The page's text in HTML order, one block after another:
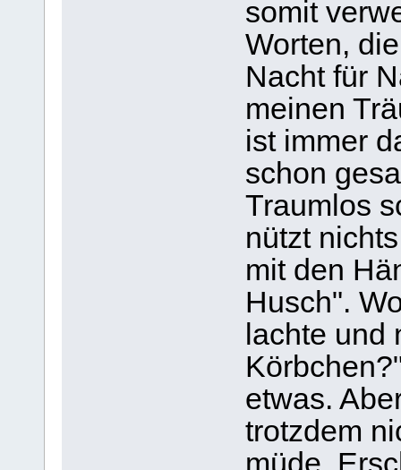
somit
Worten,
Nacht für
meinen
ist immer
schon
Traumlos
nützt
mit den
Husch".
lachte und
etwas.
trotzdem